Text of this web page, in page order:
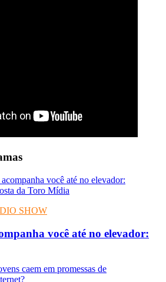
SHOW
você até no elevador: